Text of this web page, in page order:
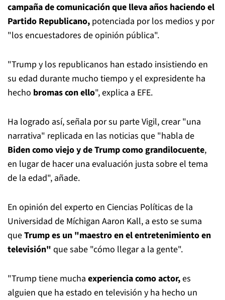
campaña de comunicación que lleva años haciendo el
Partido Republicano, potenciada por los medios y por
"los encuestadores de opinión pública".
"Trump y los republicanos han estado insistiendo en
su edad durante mucho tiempo y el expresidente ha
hecho bromas con ello", explica a EFE.
Ha logrado así, señala por su parte Vigil, crear "una
narrativa" replicada en las noticias que "habla de
Biden como viejo y de Trump como grandilocuente,
en lugar de hacer una evaluación justa sobre el tema
de la edad", añade.
En opinión del experto en Ciencias Políticas de la
Universidad de Míchigan Aaron Kall, a esto se suma
queTrump es un "maestro en el entretenimiento en
televisión" que sabe "cómo llegar a la gente".
"Trump tiene mucha experiencia como actor,es
alguien que ha estado en televisión y ha hecho un